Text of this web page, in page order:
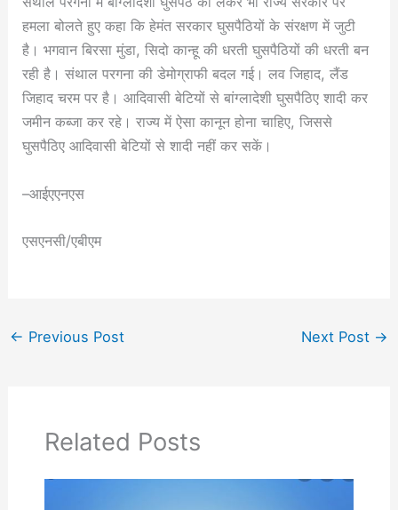
हमला बोलते हुए कहा कि हेमंत सरकार घुसपैठियों के संरक्षण में जुटी
है। भगवान बिरसा मुंडा, सिदो कान्हू की धरती घुसपैठियों की धरती बन
रही है। संथाल परगना की डेमोग्राफी बदल गई। लव जिहाद, लैंड
जिहाद चरम पर है। आदिवासी बेटियों से बांग्लादेशी घुसपैठिए शादी कर
जमीन कब्जा कर रहे। राज्य में ऐसा कानून होना चाहिए, जिससे
घुसपैठिए आदिवासी बेटियों से शादी नहीं कर सकें।
–आईएएनएस
एसएनसी/एबीएम
← Previous Post Next Post →
Related Posts